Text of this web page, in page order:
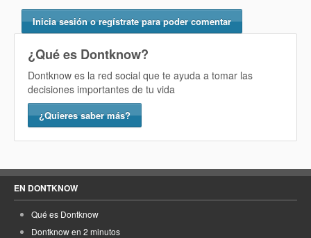
Inicia sesión o regístrate para poder comentar
¿Qué es Dontknow?
Dontknow es la red social que te ayuda a tomar las
decisiones importantes de tu vida
¿Quieres saber más?
EN DONTKNOW
Qué es Dontknow
Dontknow en 2 minutos